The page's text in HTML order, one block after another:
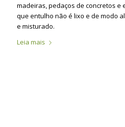
madeiras, pedaços de concretos e
que entulho não é lixo e de modo
e misturado.
Leia mais